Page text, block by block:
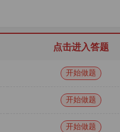
点击进入答题
开始做题
开始做题
开始做题